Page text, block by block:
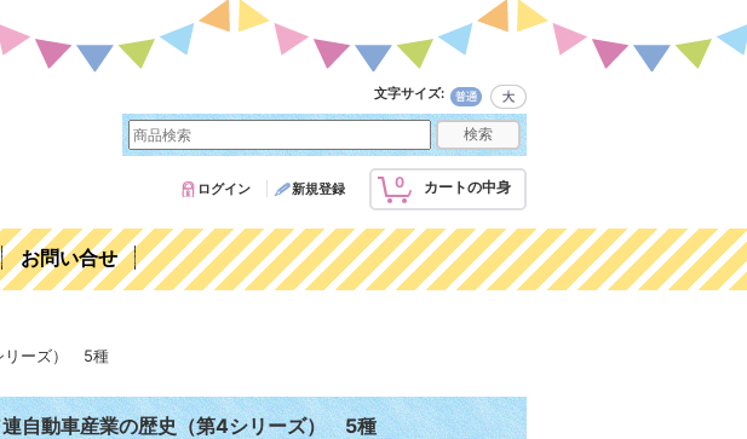
文字サイズ:
0 カートの中身
ログイン 新規登録
お問い合せ
リーズ） 5種
動車産業の歴史（第4シリーズ） 5種